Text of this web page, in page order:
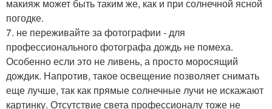
макияж может быть таким же, как и при солнечной ясной
погодке.
7. не переживайте за фотографии - для
профессионального фотографа дождь не помеха.
Особенно если это не ливень, а просто моросящий
дождик. Напротив, такое освещение позволяет снимать
еще лучше, так как прямые солнечные лучи не искажают
картинку. Отсутствие света профессионалу тоже не